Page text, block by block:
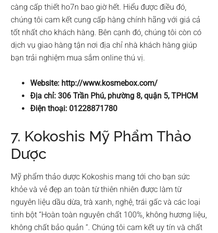
càng cấp thiết ho7n bao giờ hết. Hiểu được điều đó,
chúng tôi cam kết cung cấp hàng chính hãng với giá cả
tốt nhất cho khách hàng. Bên cạnh đó, chúng tôi còn có
dịch vụ giao hàng tận nơi địa chỉ nhà khách hàng giúp
bạn trải nghiệm mua sắm online thú vị.
Website: http://www.kosmebox.com/
Địa chỉ: 306 Trần Phú, phường 8, quận 5, TPHCM
Điện thoại: 01228871780
7. Kokoshis Mỹ Phẩm Thảo
Dược
Mỹ phẩm thảo dược Kokoshis mang tới cho bạn sức
khỏe và vẻ đẹp an toàn từ thiên nhiên được làm từ
nguyên liệu dầu dừa, trà xanh, nghệ, trái gấc và các loại
tinh bột “Hoàn toàn nguyên chất 100%, không hương liệu,
không chất bảo quản “. Chúng tôi cam kết uy tín và chất